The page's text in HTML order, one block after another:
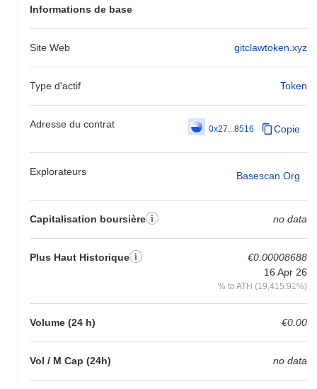
Informations de base
Site Web gitclawtoken.xyz
Type d'actif Token
Adresse du contrat 0x27...8516 Copie
Explorateurs Basescan.org
Capitalisation boursière no data
Plus Haut Historique
€0.00008688
16 Apr 26
% to ATH (19,415.91%)
Volume (24 h) €0.00
Vol / M Cap (24h) no data